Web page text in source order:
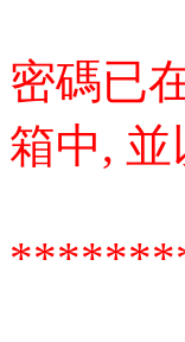
密碼已
箱中, 並